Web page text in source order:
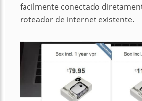
facilmente conectado
roteador de internet existente.